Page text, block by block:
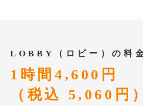
LOBBY（ロビー）の料
1時間4,600円
（税込 5,060円